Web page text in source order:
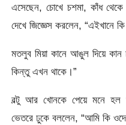
এসেছেন, চোখে চশমা, কাঁধ
দেখে জিজ্ঞেস করলেন, “এইখানে
মতলুব মিয়া কানে আঙুল দিয়ে
কিন্তু এখন থাকে।”
বল্টু আর খোনকে পেয়ে মনে
ভেতরে ঢুকে বললেন, “আমি কি ওদের